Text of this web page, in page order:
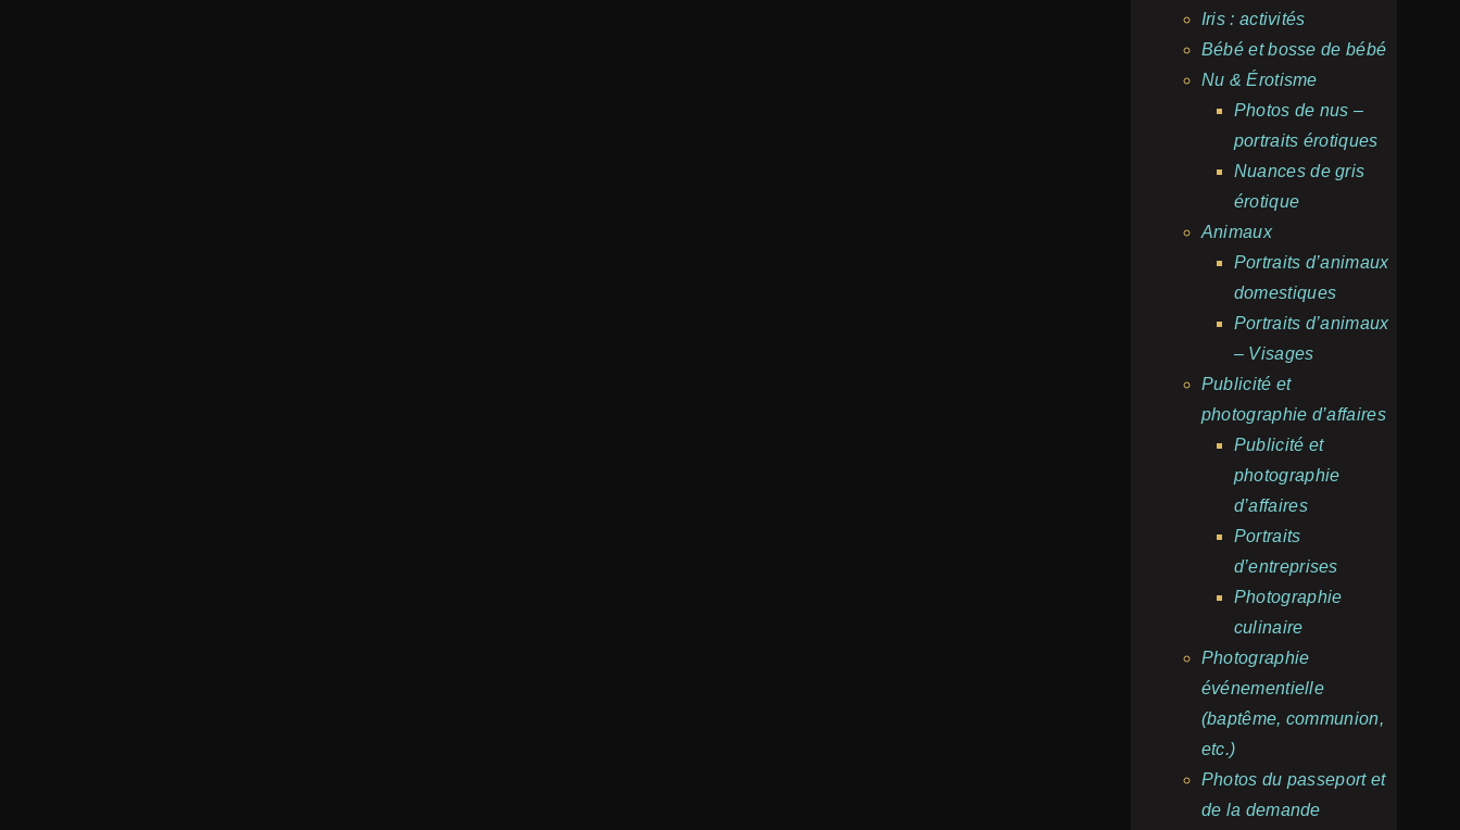
Iris : activités
Bébé et bosse de bébé
Nu & Érotisme
Photos de nus –
portraits érotiques
Nuances de gris
érotique
Animaux
Portraits d’animaux
domestiques
Portraits d’animaux
– Visages
Publicité et
photographie d’affaires
Publicité et
photographie
d’affaires
Portraits
d’entreprises
Photographie
culinaire
Photographie
événementielle
(baptême, communion,
etc.)
Photos du passeport et
de la demande